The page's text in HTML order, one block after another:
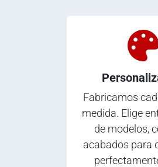
Fabricamos
medida. Elige
de modelos,
acabados para